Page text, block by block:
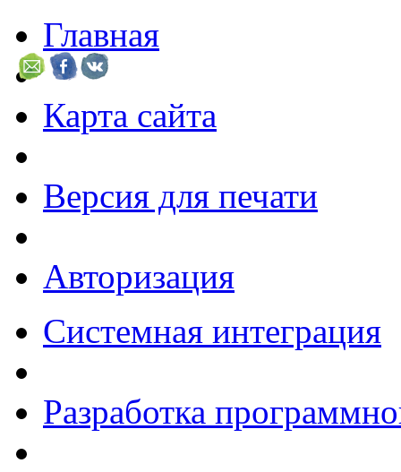
Главная
Карта сайта
Версия для печати
Авторизация
Системная интеграция
Разработка